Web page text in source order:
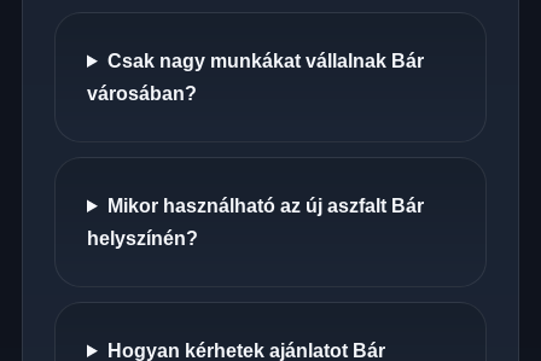
Csak nagy munkákat vállalnak Bár
városában?
Mikor használható az új aszfalt Bár
helyszínén?
Hogyan kérhetek ajánlatot Bár